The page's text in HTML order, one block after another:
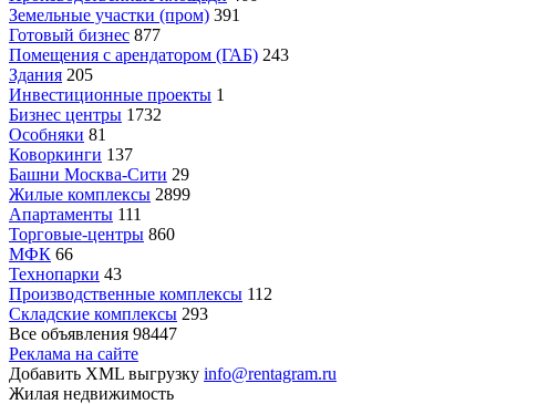
Земельные участки (пром) 391
Готовый бизнес 877
Помещения с арендатором (ГАБ) 243
Здания 205
Инвестиционные проекты 1
Бизнес центры 1732
Особняки 81
Коворкинги 137
Башни Москва-Сити 29
Жилые комплексы 2899
Апартаменты 111
Торговые-центры 860
МФК 66
Технопарки 43
Производственные комплексы 112
Складские комплексы 293
Все объявления 98447
Реклама на сайте
Добавить XML выгрузку info@rentagram.ru
Жилая недвижимость